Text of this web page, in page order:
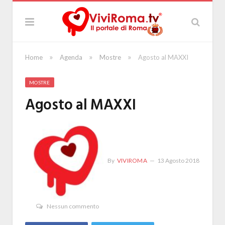
Home » Agenda » Mostre » Agosto al MAXXI
MOSTRE
Agosto al MAXXI
By VIVIROMA 13 Agosto 2018
Nessun commento